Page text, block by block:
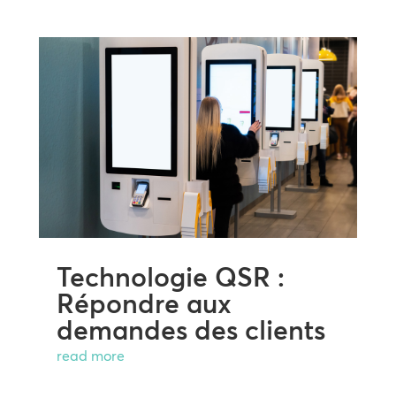
Technologie QSR :
Répondre aux
demandes des clients
read more